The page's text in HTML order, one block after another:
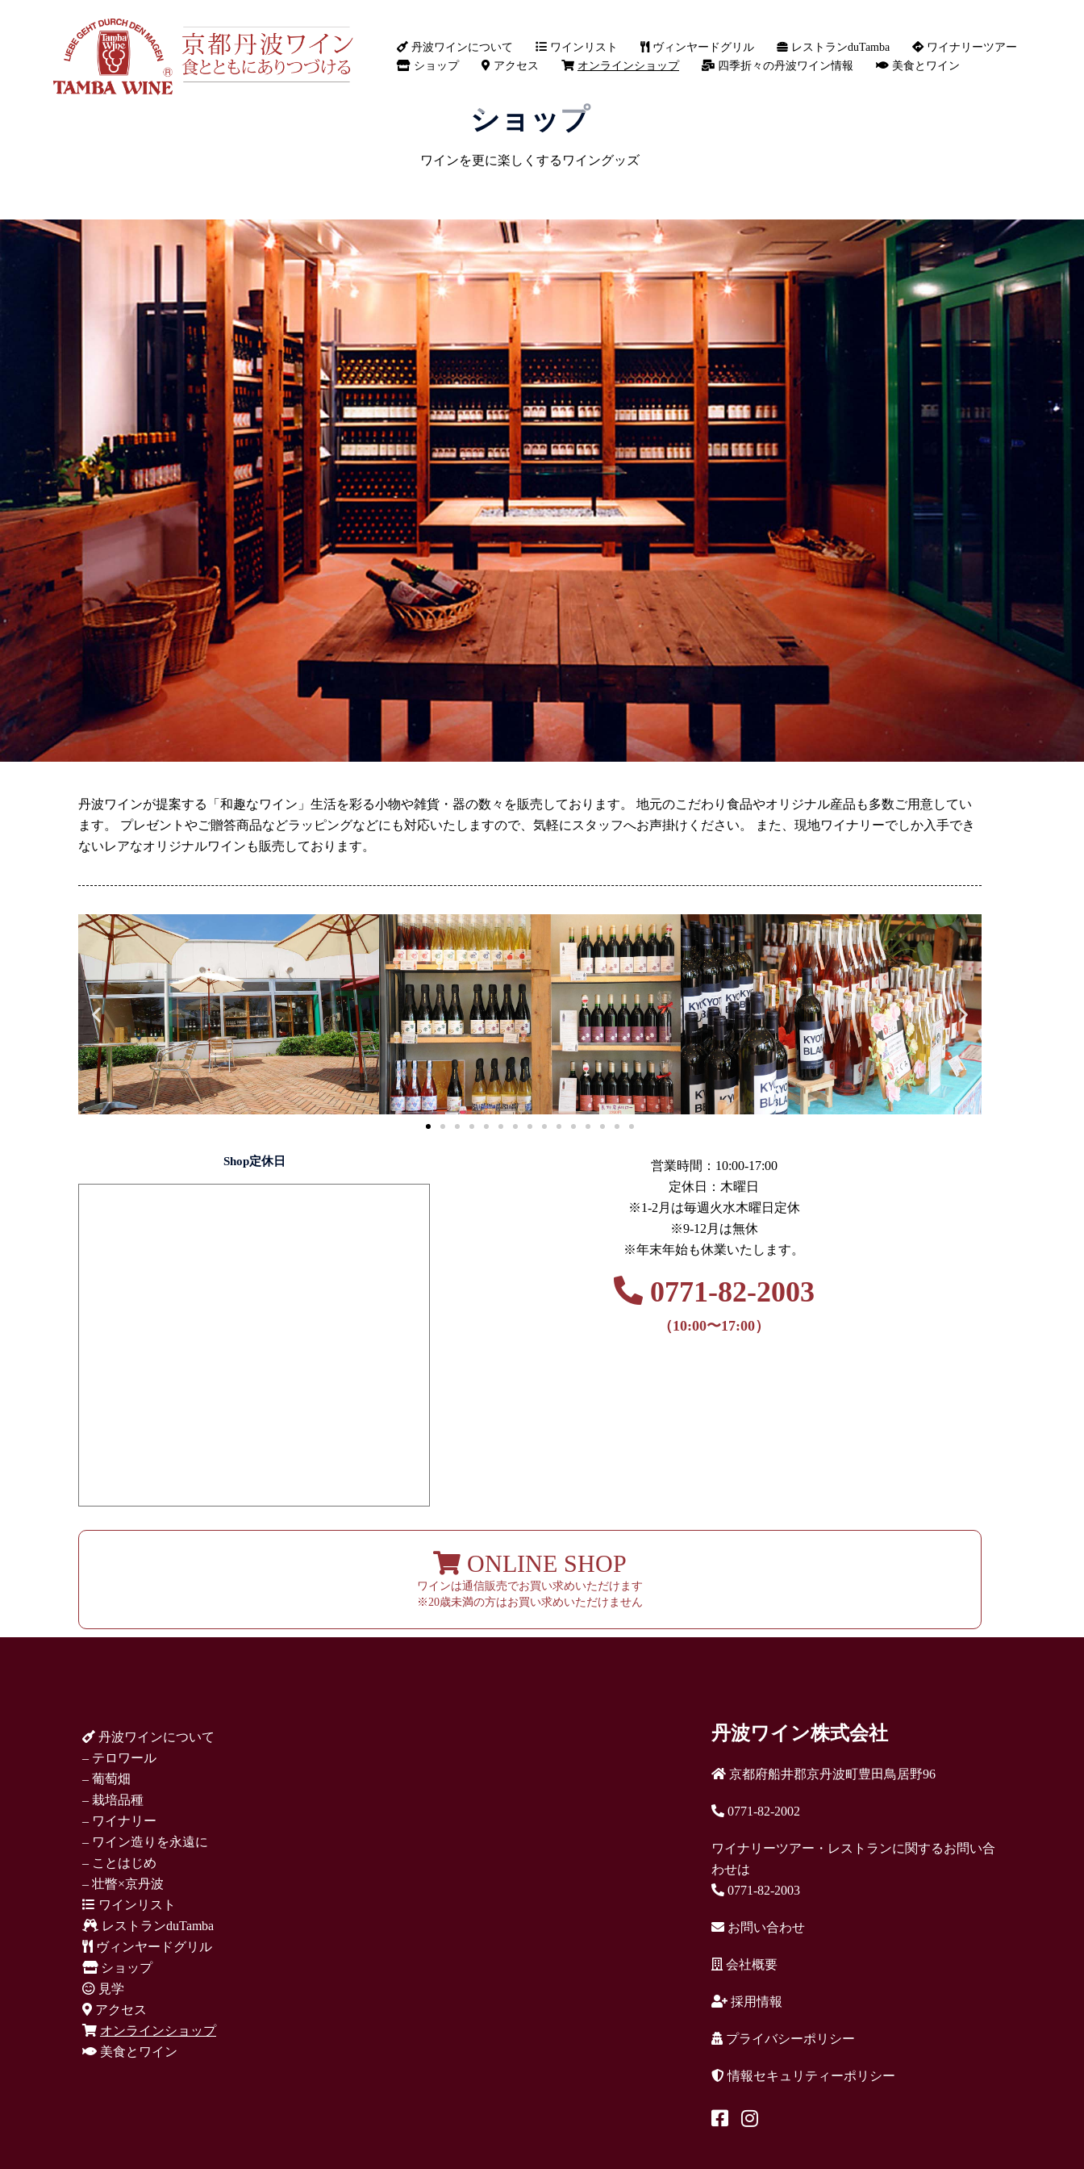
丹波ワインについて ワインリスト ヴィンヤードグリル レストランduTamba
ワイナリーツアー
ショップ
アクセス オンラインショップ 四季折々の丹波ワイン情報 美食とワイン
ショップ
ワインを更に楽しくするワイングッズ
丹波ワインが提案する「和趣なワイン」生活を彩る小物や雑貨・器の数々を販売しております。 地元のこだわり食品やオリジナル産品も多数ご用意してい
ます。 プレゼントやご贈答商品などラッピングなどにも対応いたしますので、気軽にスタッフへお声掛けください。 また、現地ワイナリーでしか入手でき
ないレアなオリジナルワインも販売しております。
Shop定休日
営業時間：10:00-17:00
定休日：木曜日
※1-2月は毎週火水木曜日定休
※9-12月は無休
※年末年始も休業いたします。
0771-82-2003
（10:00〜17:00）
ONLINE SHOP
ワインは通信販売でお買い求めいただけます
※20歳未満の方はお買い求めいただけません
丹波ワインについて
– テロワール
– 葡萄畑
– 栽培品種
– ワイナリー
– ワイン造りを永遠に
– ことはじめ
– 壮瞥×京丹波
ワインリスト
レストランduTamba
ヴィンヤードグリル
ショップ
見学
アクセス
オンラインショップ
美食とワイン
丹波ワイン株式会社
京都府船井郡京丹波町豊田鳥居野96
0771-82-2002
ワイナリーツアー・レストランに関するお問い合
わせは
0771-82-2003
お問い合わせ
会社概要
採用情報
プライバシーポリシー
情報セキュリティーポリシー